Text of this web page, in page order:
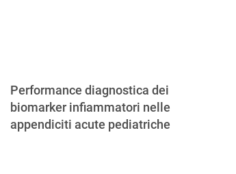
Performance diagnostica dei
biomarker infiammatori nelle
appendiciti acute pediatriche